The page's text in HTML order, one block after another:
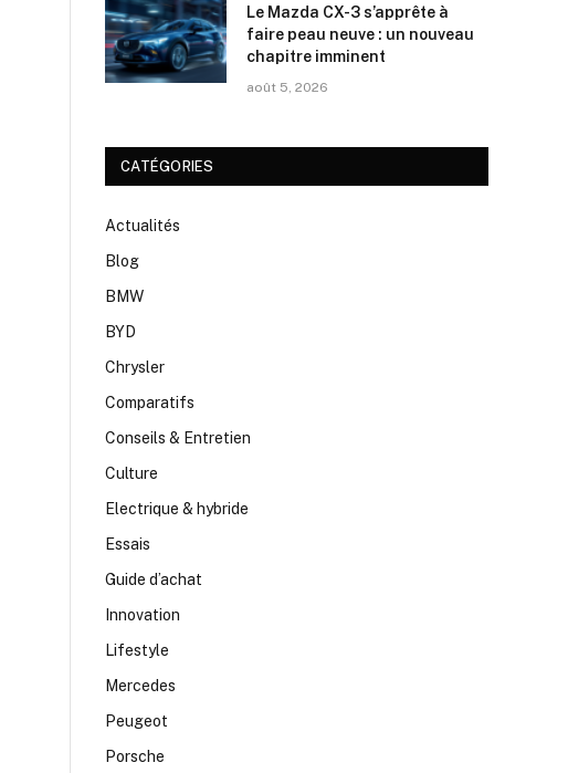
Le Mazda CX-3 s’apprête à
faire peau neuve : un nouveau
chapitre imminent
août 5, 2026
CATÉGORIES
Actualités
Blog
BMW
BYD
Chrysler
Comparatifs
Conseils & Entretien
Culture
Electrique & hybride
Essais
Guide d’achat
Innovation
Lifestyle
Mercedes
Peugeot
Porsche